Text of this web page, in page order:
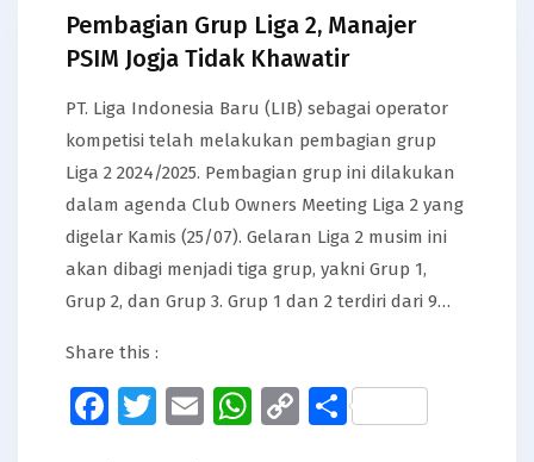
Pembagian Grup Liga 2, Manajer
PSIM Jogja Tidak Khawatir
PT. Liga Indonesia Baru (LIB) sebagai operator
kompetisi telah melakukan pembagian grup
Liga 2 2024/2025. Pembagian grup ini dilakukan
dalam agenda Club Owners Meeting Liga 2 yang
digelar Kamis (25/07). Gelaran Liga 2 musim ini
akan dibagi menjadi tiga grup, yakni Grup 1,
Grup 2, dan Grup 3. Grup 1 dan 2 terdiri dari 9…
Share this :
Facebook
Twitter
EmailWhatsApp
CopyShare